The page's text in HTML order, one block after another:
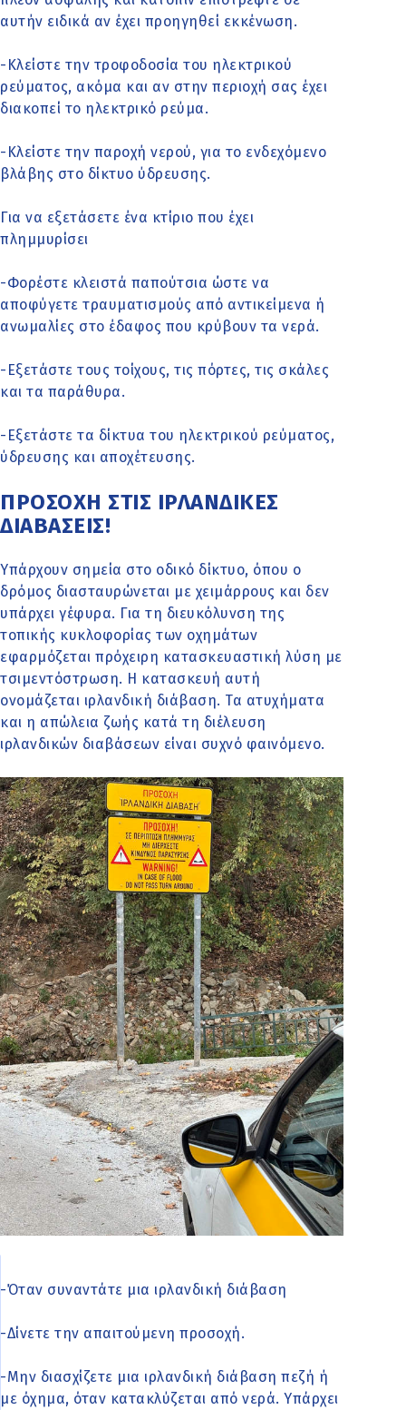
αυτήν ειδικά αν έχει προηγηθεί εκκένωση.
-Κλείστε την τροφοδοσία του ηλεκτρικού
ρεύματος, ακόμα και αν στην περιοχή σας έχει
διακοπεί το ηλεκτρικό ρεύμα.
-Κλείστε την παροχή νερού, για το ενδεχόμενο
βλάβης στο δίκτυο ύδρευσης.
Για να εξετάσετε ένα κτίριο που έχει
πλημμυρίσει
-Φορέστε κλειστά παπούτσια ώστε να
αποφύγετε τραυματισμούς από αντικείμενα ή
ανωμαλίες στο έδαφος που κρύβουν τα νερά.
-Εξετάστε τους τοίχους, τις πόρτες, τις σκάλες
και τα παράθυρα.
-Εξετάστε τα δίκτυα του ηλεκτρικού ρεύματος,
ύδρευσης και αποχέτευσης.
ΠΡΟΣΟΧΗ ΣΤΙΣ ΙΡΛΑΝΔΙΚΕΣ
ΔΙΑΒΑΣΕΙΣ!
Υπάρχουν σημεία στο οδικό δίκτυο, όπου ο
δρόμος διασταυρώνεται με χειμάρρους και δεν
υπάρχει γέφυρα. Για τη διευκόλυνση της
τοπικής κυκλοφορίας των οχημάτων
εφαρμόζεται πρόχειρη κατασκευαστική λύση με
τσιμεντόστρωση. Η κατασκευή αυτή
ονομάζεται ιρλανδική διάβαση. Τα ατυχήματα
και η απώλεια ζωής κατά τη διέλευση
ιρλανδικών διαβάσεων είναι συχνό φαινόμενο.
-Όταν συναντάτε μια ιρλανδική διάβαση
-Δίνετε την απαιτούμενη προσοχή.
-Μην διασχίζετε μια ιρλανδική διάβαση πεζή ή
με όχημα, όταν κατακλύζεται από νερά. Υπάρχει